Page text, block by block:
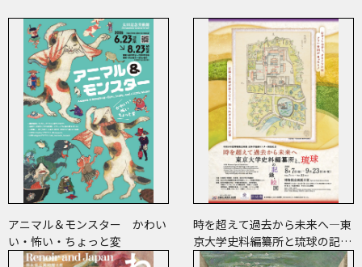
アニマル＆モンスター かわい
い・怖い・ちょっと変
時を超えて過去から未来へ―東
京大学史料編纂所と琉球の記
録・絵図―